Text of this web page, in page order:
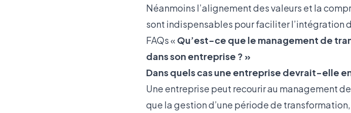
Néanmoins l’alignement des valeurs et la
sont indispensables pour faciliter l’intégration
FAQs « Qu’est-ce que le management de
dans son entreprise ? »
Dans quels cas une entreprise devrait-elle
Une entreprise peut recourir au management
que la gestion d’une période de